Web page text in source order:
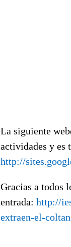
La siguiente
actividades y es
http://
Gracias a todos
entrada: http://
extraen-el-